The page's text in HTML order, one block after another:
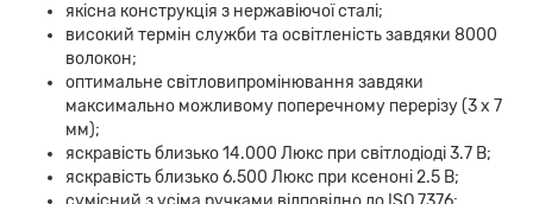
якісна конструкція з нержавіючої сталі;
високий термін служби та освітленість завдяки 8000
волокон;
оптимальне світловипромінювання завдяки
максимально можливому поперечному перерізу (3 x 7
мм);
яскравість близько 14.000 Люкс при світлодіоді 3.7 В;
яскравість близько 6.500 Люкс при ксеноні 2.5 В;